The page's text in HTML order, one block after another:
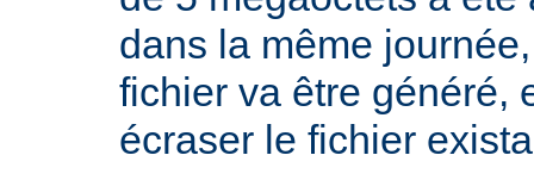
dans la même
fichier va être généré,
écraser le fichier